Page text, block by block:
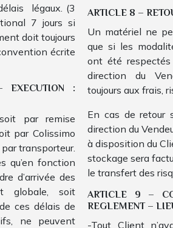
légaux. (3
7 jours si
doit toujours
écrite
:
par remise
par Colissimo
transporteur.
qu’en fonction
d’arrivée des
globale, soit
ces délais de
ne peuvent
ARTICLE 8 –
Un matériel ne
que si les
ont été
direction du
toujours aux frais,
En cas de retour
direction du
à disposition du
stockage sera
le transfert des
ARTICLE 9 –
REGLEMENT –
-Tout Client